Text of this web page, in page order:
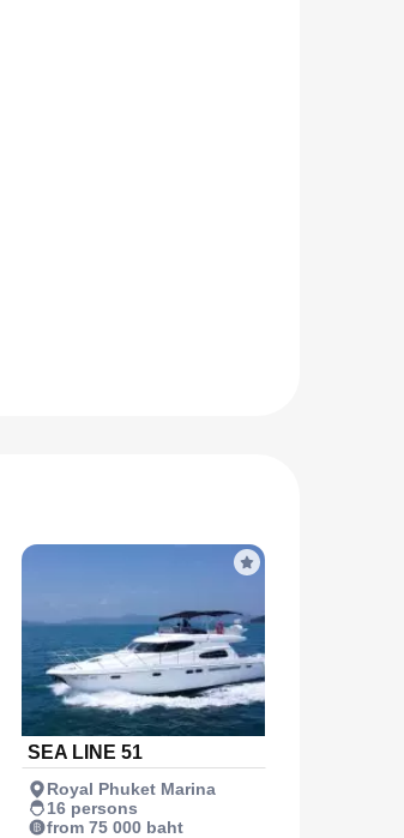
SEA LINE 51
Royal Phuket Marina
16 persons
from 75 000 baht